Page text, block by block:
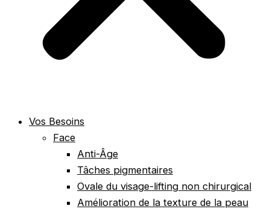
Vos Besoins
Face
Anti-Âge
Tâches pigmentaires
Ovale du visage-lifting non chirurgical
Amélioration de la texture de la peau